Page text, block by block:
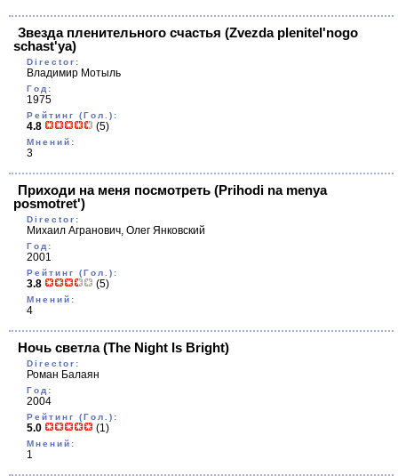
Звезда пленительного счастья (Zvezda plenitel'nogo
schast'ya)
Director:
Владимир Мотыль
Год:
1975
Рейтинг (Гол.):
4.8 (5)
Мнений:
3
Приходи на меня посмотреть (Prihodi na menya
posmotret')
Director:
Михаил Агранович, Олег Янковский
Год:
2001
Рейтинг (Гол.):
3.8 (5)
Мнений:
4
Ночь светла(The Night Is Bright)
Director:
Роман Балаян
Год:
2004
Рейтинг (Гол.):
5.0 (1)
Мнений:
1